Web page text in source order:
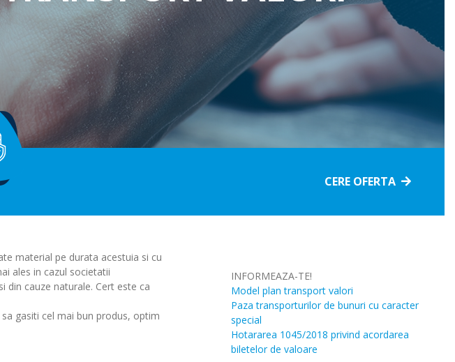
Profesionale
Alte tipuri de raspunderi civile
Satanate si boli
grave
Pensii private
Pentru animale
Pentru pasari
Pentru sere si solare
Pentru vita de vie si pomi
fructiferi
CERE OFERTA
material pe durata acestuia si cu
ales in cazul societatii
cauze naturale. Cert este ca
gasiti cel mai bun produs, optim
INFORMEAZA-TE!
Model plan transport valori
Paza transporturilor de bunuri cu caracter
special
Hotararea 1045/2018 privind acordarea
biletelor de valoare